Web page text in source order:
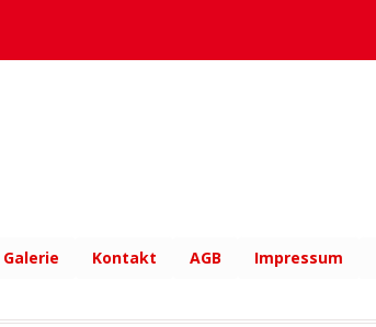
Galerie Kontakt AGB Impressum